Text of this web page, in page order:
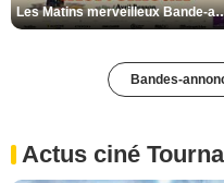
Les Matins
Bandes-
Actus ciné